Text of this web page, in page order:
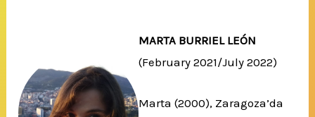
MARTA BURRIEL LEÓN
(February 2021/July 2022)
Marta (2000), Zaragoza’da